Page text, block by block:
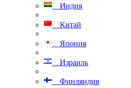
Индия
Китай
Япония
Израиль
Финляндия